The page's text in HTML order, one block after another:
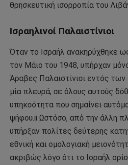
θρησκευτική ισορροπία του
Ισραηλινοί Παλαιστίνιοι
Όταν το Ισραήλ ανακηρύχθηκε
τον Μάιο του 1948, υπήρχαν
Άραβες Παλαιστίνιοι εντός
μία πλευρά, σε όλους αυτούς
υπηκοότητα που σημαίνει
ψήφου.ii Ωστόσο, από την άλλη
υπήρξαν πολίτες δεύτερης
εθνική και ομολογιακή
ακριβώς λόγο ότι το Ισραήλ